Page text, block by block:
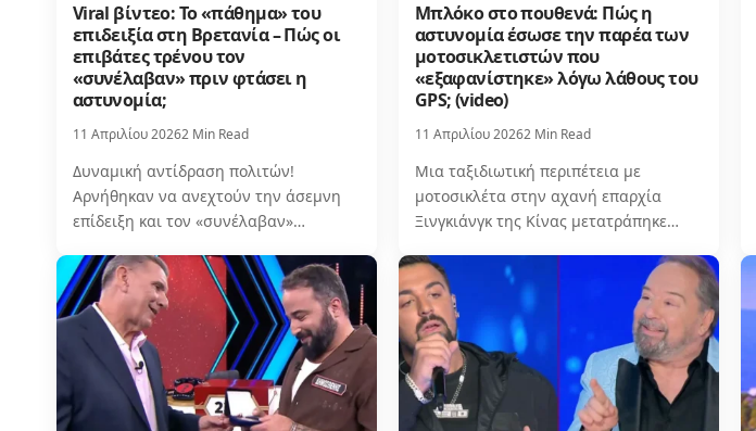
Viral βίντεο: Το «πάθημα» του
επιδειξία στη Βρετανία – Πώς οι
επιβάτες τρένου τον
«συνέλαβαν» πριν φτάσει η
αστυνομία;
11 Απριλίου 20262 Min Read
Δυναμική αντίδραση πολιτών!
Αρνήθηκαν να ανεχτούν την άσεμνη
επίδειξη και τον «συνέλαβαν»…
Μπλόκο στο πουθενά: Πώς η
αστυνομία έσωσε την παρέα των
μοτοσικλετιστών που
«εξαφανίστηκε» λόγω λάθους του
GPS; (video)
11 Απριλίου 20262 Min Read
Μια ταξιδιωτική περιπέτεια με
μοτοσικλέτα στην αχανή επαρχία
Ξινγκιάνγκ της Κίνας μετατράπηκε…